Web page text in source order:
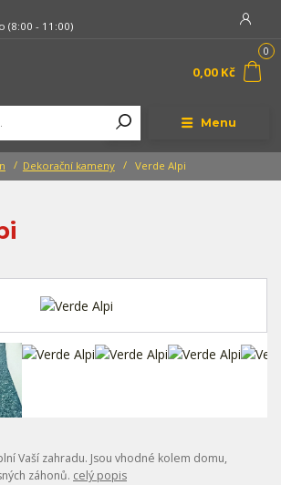
Menu
(8:00 - 11:00)
0
0,00 Kč
Dekorační kameny Verde Alpi
Vaší zahradu. Jsou vhodné kolem domu,
záhonů. celý popis